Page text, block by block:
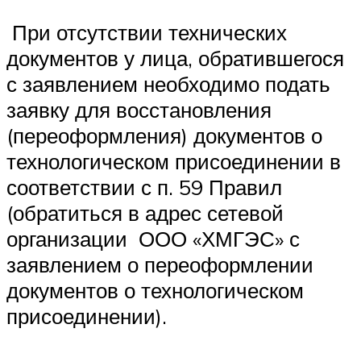
При отсутствии технических
документов у лица, обратившегося
с заявлением необходимо подать
заявку для восстановления
(переоформления) документов о
технологическом присоединении в
соответствии с п. 59 Правил
(обратиться в адрес сетевой
организации ООО «ХМГЭС» с
заявлением о переоформлении
документов о технологическом
присоединении).